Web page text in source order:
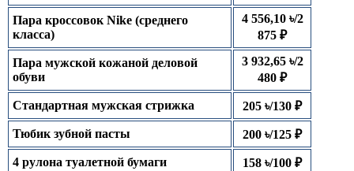
Пара кроссовок Nike (среднего
класса)
4 556,10 ৳/2
875 ₽
Пара мужской кожаной деловой
обуви
3 932,65 ৳/2
480 ₽
Стандартная мужская стрижка 205 ৳/130 ₽
Тюбик зубной пасты 200 ৳/125 ₽
4 рулона туалетной бумаги 158 ৳/100 ₽